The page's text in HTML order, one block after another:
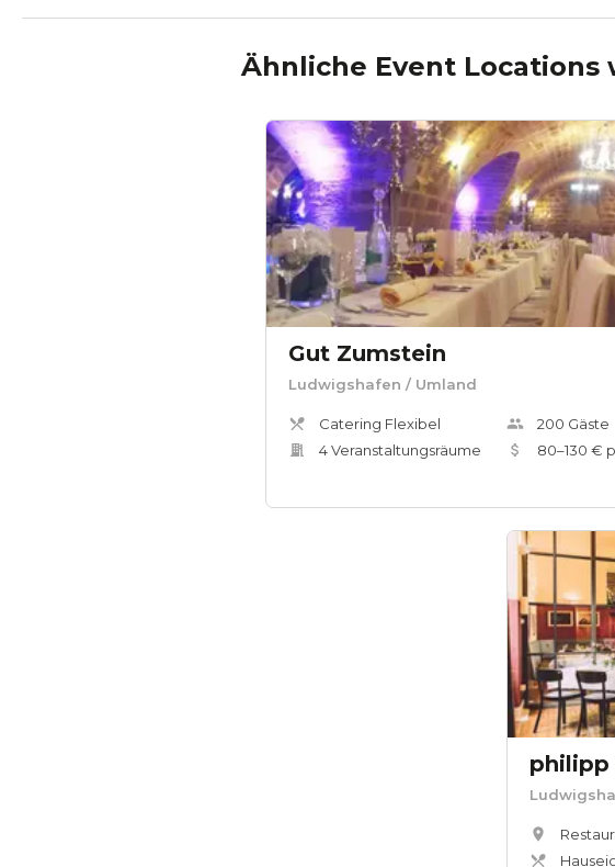
Ähnliche Event Locations
Gut Zumstein
Ludwigshafen / Umland
Catering Flexibel
4Veranstaltungsräume
200 Gäste
80–130 €
philipp